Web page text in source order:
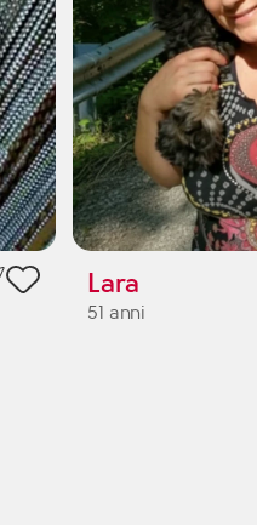
Lara
51 anni